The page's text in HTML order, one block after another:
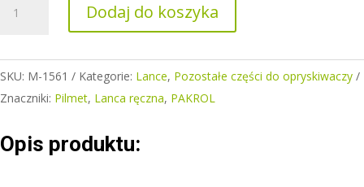
Lanca
kompletna
Dodaj do koszyka
SKU: M-1561 Kategorie: Lance, Pozostałe części do opryskiwaczy
Znaczniki: Pilmet, Lanca ręczna, PAKROL
Opis produktu: